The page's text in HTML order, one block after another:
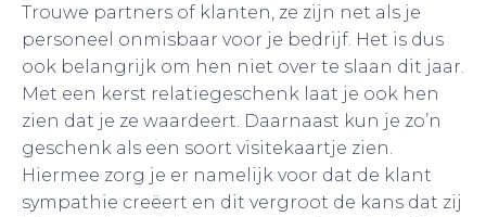
Trouwe partners of klanten, ze zijn net als je
personeel onmisbaar voor je bedrijf. Het is dus
ook belangrijk om hen niet over te slaan dit jaar.
Met een kerst relatiegeschenk laat je ook hen
zien dat je ze waardeert. Daarnaast kun je zo’n
geschenk als een soort visitekaartje zien.
Hiermee zorg je er namelijk voor dat de klant
sympathie creëert en dit vergroot de kans dat zij